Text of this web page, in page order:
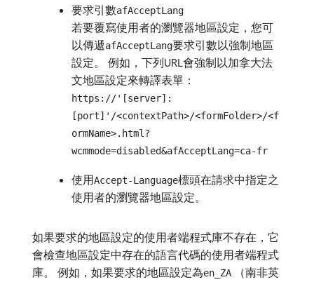
要求引數afAcceptLang
若要覆寫使用者的瀏覽器地區設定，您可
以傳遞afAcceptLang要求引數以強制地區
設定。 例如，下列URL會強制以加拿大法
文地區設定來轉譯表單：
https://'[server]:
[port]'/<contextPath>/<formFolder>/<f
ormName>.html?
wcmmode=disabled&afAcceptLang=ca-fr
使用Accept-Language標頭在請求中指定之
使用者的瀏覽器地區設定。
如果要求的地區設定的使用者端程式庫不存在，它
會檢查地區設定中存在的語言代碼的使用者端程式
庫。 例如，如果要求的地區設定為en_ZA
（南非英